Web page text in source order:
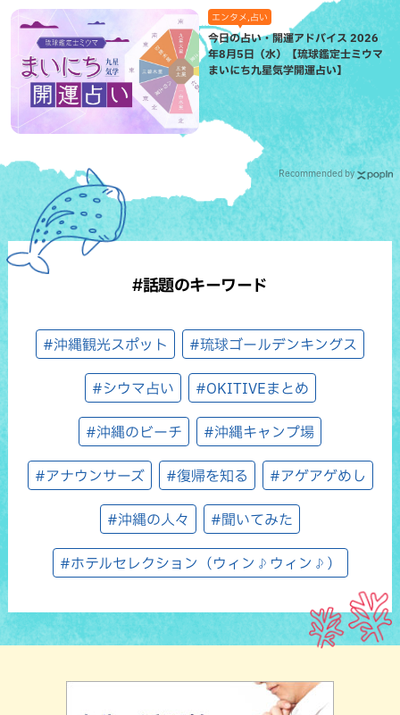
エンタメ,占い
今日の占い・開運アドバイス 2026
年8月5日（水）【琉球鑑定士ミウマ
まいにち九星気学開運占い】
Recommended by
#話題のキーワード
#沖縄観光スポット #琉球ゴールデンキングス
#シウマ占い #OKITIVEまとめ
#沖縄のビーチ #沖縄キャンプ場
#アナウンサーズ #復帰を知る #アゲアゲめし
#沖縄の人々 #聞いてみた
#ホテルセレクション（ウィン♪ウィン♪）